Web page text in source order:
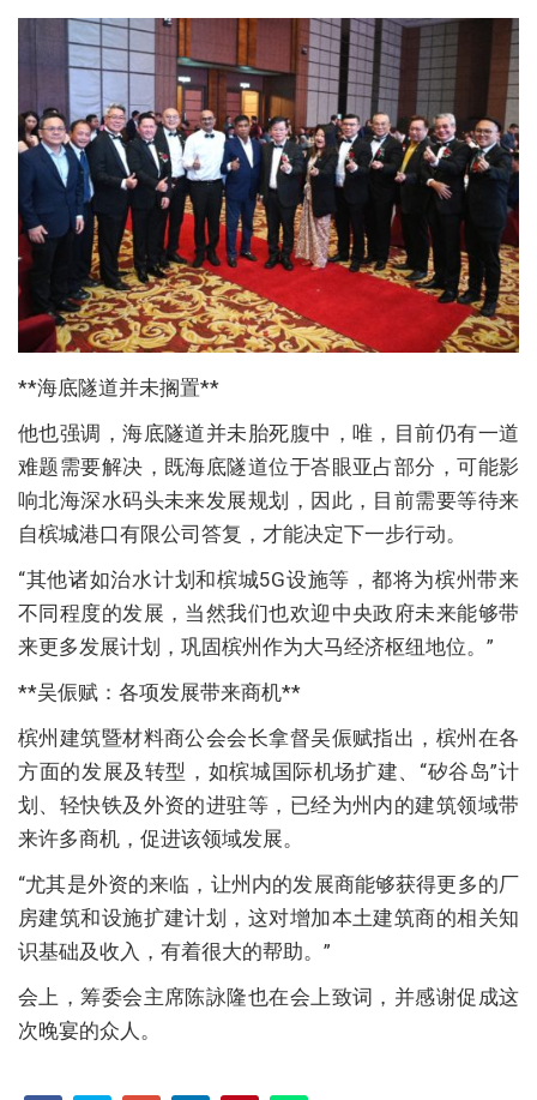
**海底隧道并未搁置**
他也强调，海底隧道并未胎死腹中，唯，目前仍有一道
难题需要解决，既海底隧道位于峇眼亚占部分，可能影
响北海深水码头未来发展规划，因此，目前需要等待来
自槟城港口有限公司答复，才能决定下一步行动。
“其他诸如治水计划和槟城5G设施等，都将为槟州带来
不同程度的发展，当然我们也欢迎中央政府未来能够带
来更多发展计划，巩固槟州作为大马经济枢纽地位。”
**吴侲赋：各项发展带来商机**
槟州建筑暨材料商公会会长拿督吴侲赋指出，槟州在各
方面的发展及转型，如槟城国际机场扩建、“矽谷岛”计
划、轻快铁及外资的进驻等，已经为州内的建筑领域带
来许多商机，促进该领域发展。
“尤其是外资的来临，让州内的发展商能够获得更多的厂
房建筑和设施扩建计划，这对增加本土建筑商的相关知
识基础及收入，有着很大的帮助。”
会上，筹委会主席陈詠隆也在会上致词，并感谢促成这
次晚宴的众人。